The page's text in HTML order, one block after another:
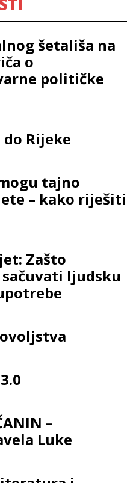
šetališa na
o
političke
Rijeke
tajno
– kako riješiti
Zašto
ljudsku
–
Luke